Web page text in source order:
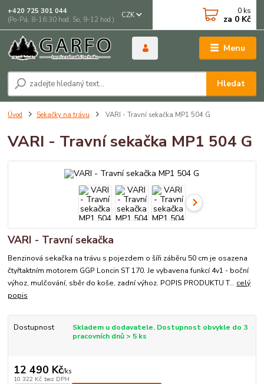
Menu
CZK
Hledat
+420 725 301 044
(Po-Pá, 8-16:30 hod. So, 9-12 hod.)
0 ks
za 0 Kč
Úvod Sekačky na trávu VARI - Travní sekačka MP1 504 G
VARI - Travní sekačka MP1 504 G
VARI - Travní sekačka
Benzinová sekačka na trávu s pojezdem o šíři záběru 50 cm je osazena
čtyřtaktním motorem GGP Loncin ST 170. Je vybavena funkcí 4v1 - boční
výhoz, mulčování, sběr do koše, zadní výhoz. POPIS PRODUKTU T... celý
popis
Dostupnost
Skladem u dodavatele. Dostupnost obvykle do 3
pracovních dnů > 5 ks
12 490 Kč/ks
10 322 Kč bez DPH